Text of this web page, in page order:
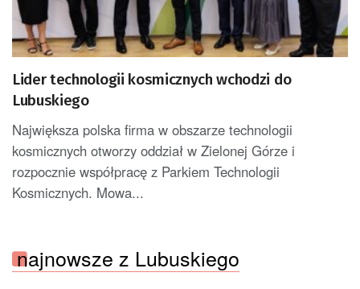
Lider technologii kosmicznych wchodzi do
Lubuskiego
Największa polska firma w obszarze technologii
kosmicznych otworzy oddział w Zielonej Górze i
rozpocznie współpracę z Parkiem Technologii
Kosmicznych. Mowa...
najnowsze z Lubuskiego